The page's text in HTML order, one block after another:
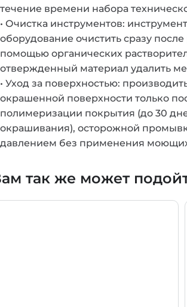
течение времени набора
• Очистка инструментов:
оборудование очистить сразу
помощью органических
отвержденный материал удалить
• Уход за поверхностью:
окрашенной поверхности только
полимеризации покрытия (до 30
окрашивания), осторожной
давлением без применения
так же может